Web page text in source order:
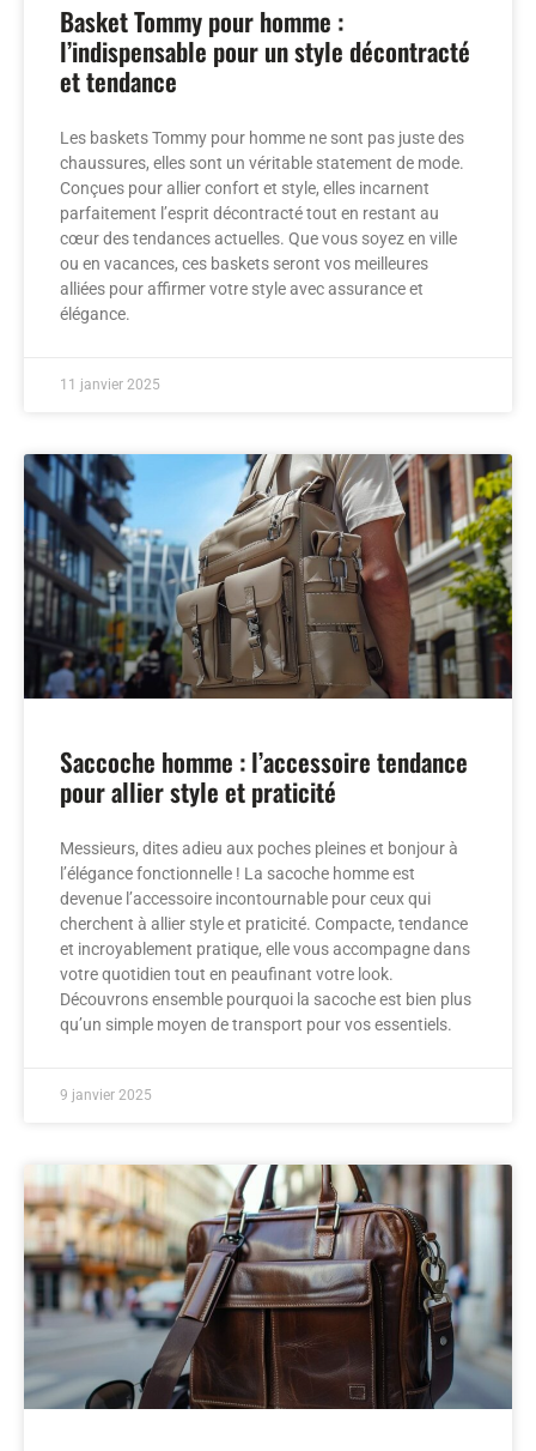
Basket Tommy pour homme :
l’indispensable pour un style décontracté
et tendance
Les baskets Tommy pour homme ne sont pas juste des
chaussures, elles sont un véritable statement de mode.
Conçues pour allier confort et style, elles incarnent
parfaitement l’esprit décontracté tout en restant au
cœur des tendances actuelles. Que vous soyez en ville
ou en vacances, ces baskets seront vos meilleures
alliées pour affirmer votre style avec assurance et
élégance.
11 janvier 2025
Saccoche homme : l’accessoire tendance
pour allier style et praticité
Messieurs, dites adieu aux poches pleines et bonjour à
l’élégance fonctionnelle ! La sacoche homme est
devenue l’accessoire incontournable pour ceux qui
cherchent à allier style et praticité. Compacte, tendance
et incroyablement pratique, elle vous accompagne dans
votre quotidien tout en peaufinant votre look.
Découvrons ensemble pourquoi la sacoche est bien plus
qu’un simple moyen de transport pour vos essentiels.
9 janvier 2025